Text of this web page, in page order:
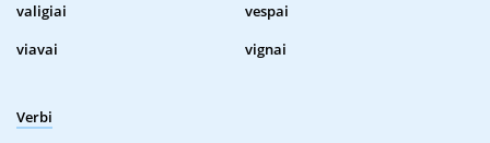
valigiai
vespai
viavai
vignai
Verbi